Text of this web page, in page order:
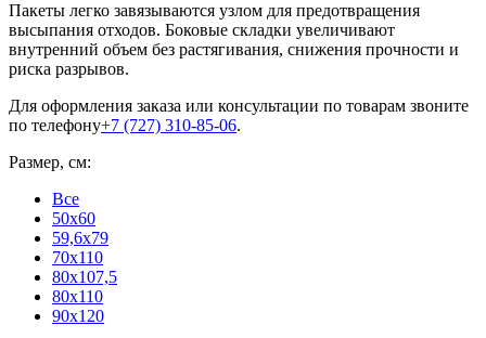
Пакеты легко завязываются узлом для предотвращения
высыпания отходов. Боковые складки увеличивают
внутренний объем без растягивания, снижения прочности и
риска разрывов.
Для оформления заказа или консультации по товарам звоните
по телефону+7 (727) 310-85-06.
Размер, см:
Все
50x60
59,6x79
70x110
80x107,5
80х110
90x120